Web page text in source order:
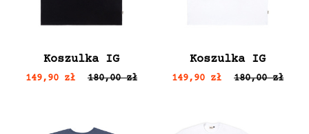
Koszulka IG
149,90 zł 180,00 zł
Koszulka IG
149,90 zł 180,00 zł